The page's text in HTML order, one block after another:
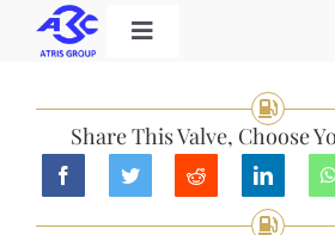
Toggle
Категория продукта
Share This Valve, Choose